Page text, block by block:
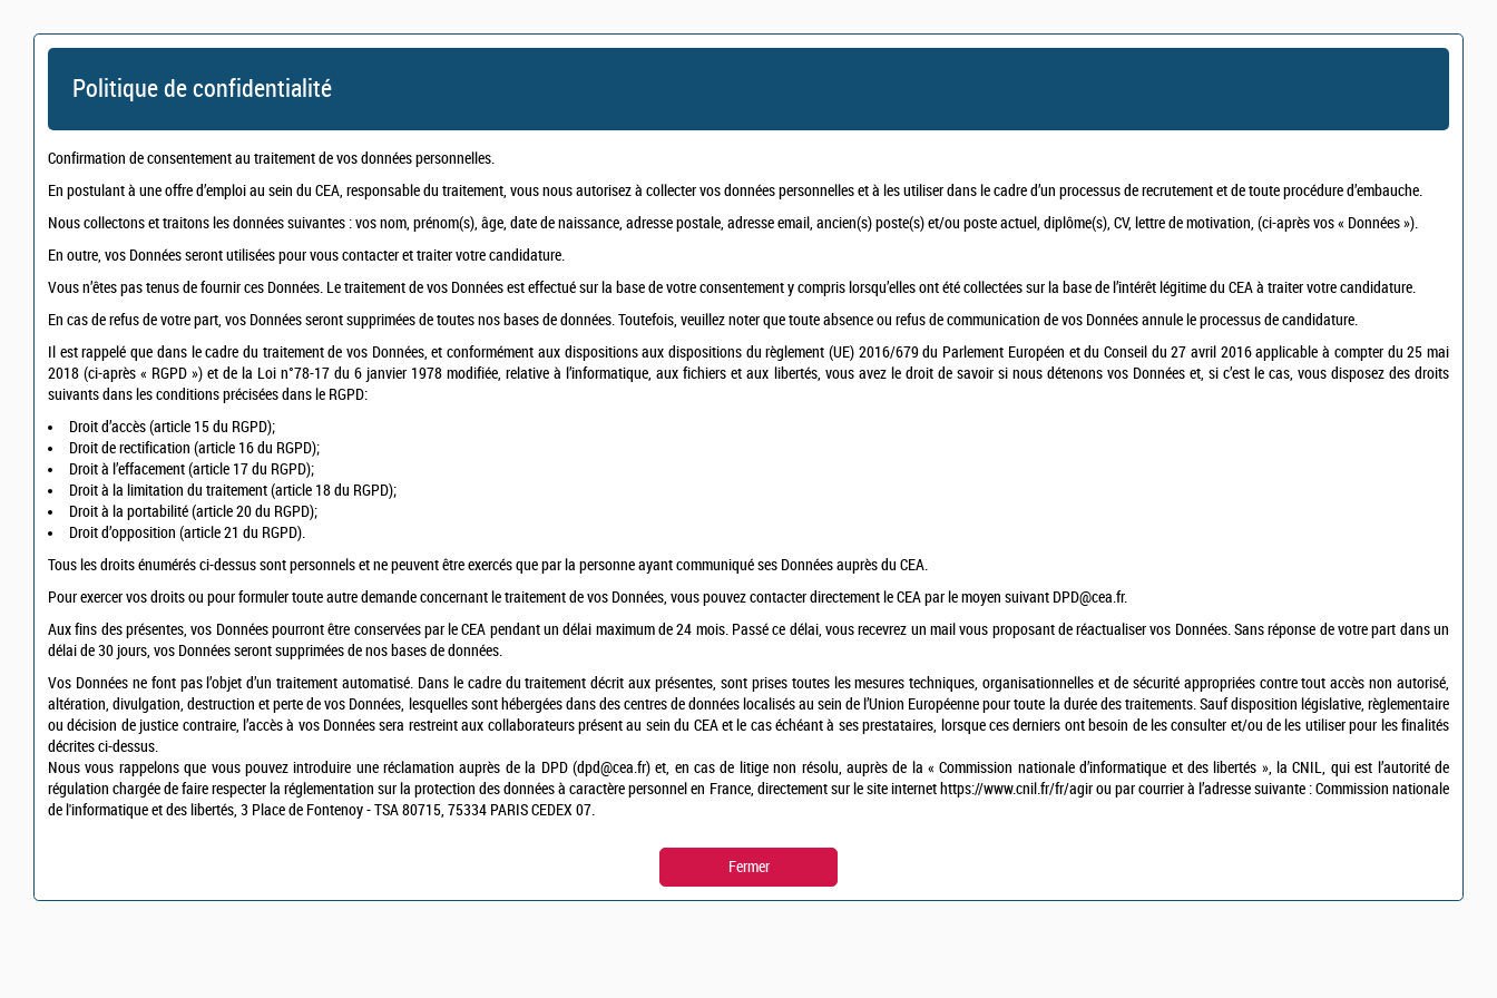
Politique de confidentialité
Confirmation de consentement au traitement de vos données personnelles.
En postulant à une offre d’emploi au sein du CEA, responsable du traitement, vous nous autorisez à collecter vos données personnelles et à les utiliser dans le cadre d’un processus de recrutement et de toute procédure d’embauche.
Nous collectons et traitons les données suivantes : vos nom, prénom(s), âge, date de naissance, adresse postale, adresse email, ancien(s) poste(s) et/ou poste actuel, diplôme(s), CV, lettre de motivation, (ci-après vos « Données »).
En outre, vos Données seront utilisées pour vous contacter et traiter votre candidature.
Vous n’êtes pas tenus de fournir ces Données. Le traitement de vos Données est effectué sur la base de votre consentement y compris lorsqu’elles ont été collectées sur la base de l’intérêt légitime du CEA à traiter votre candidature.
En cas de refus de votre part, vos Données seront supprimées de toutes nos bases de données. Toutefois, veuillez noter que toute absence ou refus de communication de vos Données annule le processus de candidature.
Il est rappelé que dans le cadre du traitement de vos Données, et conformément aux dispositions aux dispositions du règlement (UE) 2016/679 du Parlement Européen et du Conseil du 27 avril 2016 applicable à compter du 25 mai
2018 (ci-après « RGPD ») et de la Loi n°78-17 du 6 janvier 1978 modifiée, relative à l’informatique, aux fichiers et aux libertés, vous avez le droit de savoir si nous détenons vos Données et, si c’est le cas, vous disposez des droits
suivants dans les conditions précisées dans le RGPD:
Droit d’accès (article 15 du RGPD);
Droit de rectification (article 16 du RGPD);
Droit à l’effacement (article 17 du RGPD);
Droit à la limitation du traitement (article 18 du RGPD);
Droit à la portabilité (article 20 du RGPD);
Droit d’opposition (article 21 du RGPD).
Tous les droits énumérés ci-dessus sont personnels et ne peuvent être exercés que par la personne ayant communiqué ses Données auprès du CEA.
Pour exercer vos droits ou pour formuler toute autre demande concernant le traitement de vos Données, vous pouvez contacter directement le CEA par le moyen suivant DPD@cea.fr.
Aux fins des présentes, vos Données pourront être conservées par le CEA pendant un délai maximum de 24 mois. Passé ce délai, vous recevrez un mail vous proposant de réactualiser vos Données. Sans réponse de votre part dans un
délai de 30 jours, vos Données seront supprimées de nos bases de données.
Vos Données ne font pas l’objet d’un traitement automatisé. Dans le cadre du traitement décrit aux présentes, sont prises toutes les mesures techniques, organisationnelles et de sécurité appropriées contre tout accès non autorisé,
altération, divulgation, destruction et perte de vos Données, lesquelles sont hébergées dans des centres de données localisés au sein de l’Union Européenne pour toute la durée des traitements. Sauf disposition législative, règlementaire
ou décision de justice contraire, l’accès à vos Données sera restreint aux collaborateurs présent au sein du CEA et le cas échéant à ses prestataires, lorsque ces derniers ont besoin de les consulter et/ou de les utiliser pour les finalités
décrites ci-dessus.
Nous vous rappelons que vous pouvez introduire une réclamation auprès de la DPD (dpd@cea.fr) et, en cas de litige non résolu, auprès de la « Commission nationale d’informatique et des libertés », la CNIL, qui est l’autorité de
régulation chargée de faire respecter la réglementation sur la protection des données à caractère personnel en France, directement sur le site internet https://www.cnil.fr/fr/agir ou par courrier à l’adresse suivante : Commission nationale
de l'informatique et des libertés, 3 Place de Fontenoy - TSA 80715, 75334 PARIS CEDEX 07.